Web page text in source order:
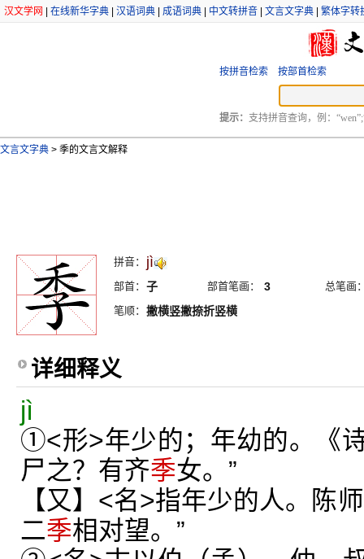
汉文学网 在线新华字典 汉语词典 成语词典 中文转拼音 文言文字典 繁体字转
按拼音检索 按部首检索
提示： 支持拼音查询，例：
文言文字典 > 季的文言文解释
拼音： jì
部首： 子 部首笔画： 3
总笔画
笔顺： 撇横竖撇捺折竖横
详细释义
jì
①<形>年少的；年幼的。《
尸之？有齐季女。”
【又】<名>指年少的人。陈
二季相对望。”